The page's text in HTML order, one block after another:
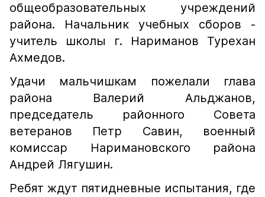
общеобразовательных учреждений
района. Начальник учебных сборов -
учитель школы г. Нариманов Турехан
Ахмедов.
Удачи мальчишкам пожелали глава
района Валерий Альджанов,
председатель районного Совета
ветеранов Петр Савин, военный
комиссар Наримановского района
Андрей Лягушин.
Ребят ждут пятидневные испытания, где